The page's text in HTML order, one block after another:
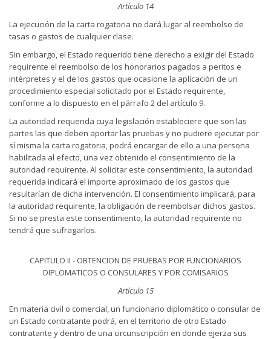
Artículo 14
La ejecución de la carta rogatoria no dará lugar al reembolso de
tasas o gastos de cualquier clase.
Sin embargo, el Estado requerido tiene derecho a exigir del Estado
requirente el reembolso de los honorarios pagados a peritos e
intérpretes y el de los gastos que ocasione la aplicación de un
procedimiento especial solicitado por el Estado requirente,
conforme a lo dispuesto en el párrafo 2 del artículo 9.
La autoridad requerida cuya legislación estableciere que son las
partes las que deben aportar las pruebas y no pudiere ejecutar por
sí misma la carta rogatoria, podrá encargar de ello a una persona
habilitada al efecto, una vez obtenido el consentimiento de la
autoridad requirente. Al solicitar este consentimiento, la autoridad
requerida indicará el importe aproximado de los gastos que
resultarían de dicha intervención. El consentimiento implicará, para
la autoridad requirente, la obligación de reembolsar dichos gastos.
Si no se presta este consentimiento, la autoridad requirente no
tendrá que sufragarlos.
CAPITULO II - OBTENCION DE PRUEBAS POR FUNCIONARIOS
DIPLOMATICOS O CONSULARES Y POR COMISARIOS
Artículo 15
En materia civil o comercial, un funcionario diplomático o consular de
un Estado contratante podrá, en el territorio de otro Estado
contratante y dentro de una circunscripción en donde ejerza sus